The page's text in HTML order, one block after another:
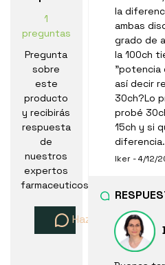
1
preguntas
Pregunta
sobre
este
producto
y recibirás
respuesta
de
nuestros
expertos
farmaceuticos
Haz una pregunta
la
ambas
grado de
la 100ch
"potencia
así decir
30ch?Lo
probé
15ch y si
Iker - 4/12/